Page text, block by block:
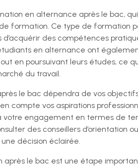
en alternance après le bac,
formation. Ce type de formation
des compétences
en alternance ont
en poursuivant leurs études, ce
du travail.
le bac dépendra de vos
compte vos aspirations
engagement en termes de
des conseillers d’orientation
décision éclairée.
après le bac est une étape